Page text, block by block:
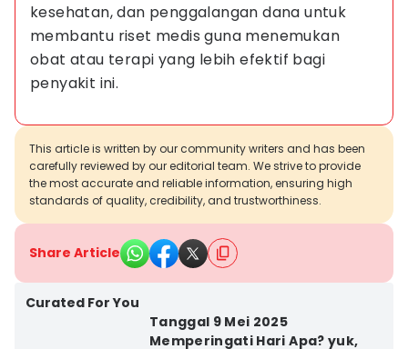
kesehatan, dan penggalangan dana untuk
membantu riset medis guna menemukan
obat atau terapi yang lebih efektif bagi
penyakit ini.
This article is written by our community writers and has been
carefully reviewed by our editorial team. We strive to provide
the most accurate and reliable information, ensuring high
standards of quality, credibility, and trustworthiness.
Share Article
Curated For You
Tanggal 9 Mei 2025
Memperingati Hari Apa? yuk,